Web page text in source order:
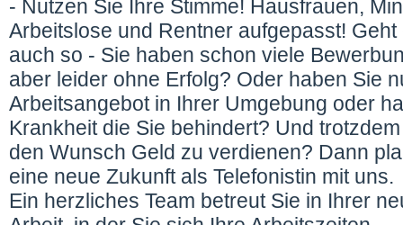
- Nutzen Sie Ihre Stimme! Hausfrauen,
Arbeitslose und Rentner aufgepasst!
auch so - Sie haben schon viele
aber leider ohne Erfolg? Oder haben Sie
Arbeitsangebot in Ihrer Umgebung oder
Krankheit die Sie behindert? Und
den Wunsch Geld zu verdienen? Dann
eine neue Zukunft als Telefonistin mit uns.
Ein herzliches Team betreut Sie in Ihrer